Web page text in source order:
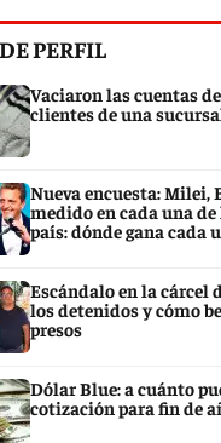
PERFIL
Vaciaron las cuentas
clientes de una
Nueva encuesta: Milei,
medido en cada una
país: dónde gana cada
Escándalo en la cárcel
los detenidos y cómo
presos
Dólar Blue: a cuánto
cotización para fin de